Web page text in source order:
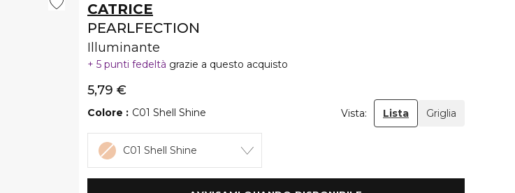
CATRICE
PEARLFECTION
Illuminante
5 punti fedeltà grazie a questo acquisto
5,79 €
Colore C01 Shell Shine Vista: Lista Griglia
C01 Shell Shine